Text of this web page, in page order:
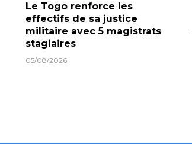
Le Togo renforce les
effectifs de sa justice
militaire avec 5 magistrats
stagiaires
05/08/2026